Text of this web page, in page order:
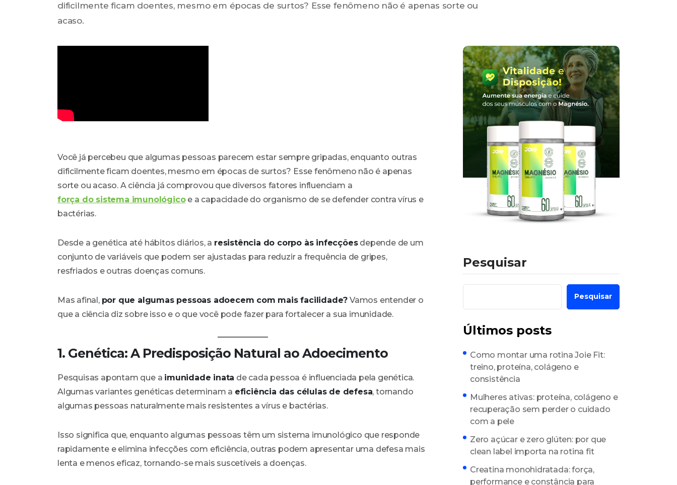
dificilmente ficam doentes, mesmo em épocas de surtos? Esse fenômeno não é apenas sorte ou
acaso.
Você já percebeu que algumas pessoas parecem estar sempre gripadas, enquanto outras
dificilmente ficam doentes, mesmo em épocas de surtos? Esse fenômeno não é apenas
sorte ou acaso. A ciência já comprovou que diversos fatores influenciam a
força do sistema imunológicoe a capacidade do organismo de se defender contra vírus e
bactérias.
Desde a genética até hábitos diários, a resistência do corpo às infecçõesdepende de um
conjunto de variáveis que podem ser ajustadas para reduzir a frequência de gripes,
resfriados e outras doenças comuns.
Mas afinal, por que algumas pessoas adoecem com mais facilidade? Vamos entender o
que a ciência diz sobre isso e o que você pode fazer para fortalecer a sua imunidade.
1. Genética: A Predisposição Natural ao Adoecimento
Pesquisas apontam que a imunidade inata de cada pessoa é influenciada pela genética.
Algumas variantes genéticas determinam a eficiência das células de defesa, tornando
algumas pessoas naturalmente mais resistentes a vírus e bactérias.
Isso significa que, enquanto algumas pessoas têm um sistema imunológico que responde
rapidamente e elimina infecções com eficiência, outras podem apresentar uma defesa mais
lenta e menos eficaz, tornando-se mais suscetíveis a doenças.
Pesquisar
Pesquisar
Últimos posts
Como montar uma rotina Joie Fit:
treino, proteína, colágeno e
consistência
Mulheres ativas: proteína, colágeno e
recuperação sem perder o cuidado
com a pele
Zero açúcar e zero glúten: por que
clean label importa na rotina fit
Creatina monohidratada: força,
performance e constância para